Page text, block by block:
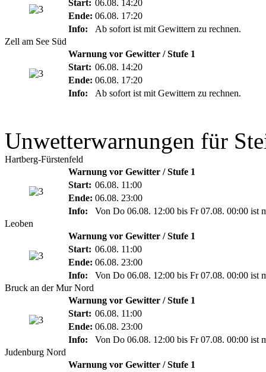
Start: 06.08. 14:20
Ende: 06.08. 17:20
Info:
Ab sofort ist mit Gewittern zu rechnen.
Zell am See Süd
Warnung vor Gewitter / Stufe 1
Start: 06.08. 14:20
Ende: 06.08. 17:20
Info:
Ab sofort ist mit Gewittern zu rechnen.
Unwetterwarnungen für
Hartberg-Fürstenfeld
Warnung vor Gewitter / Stufe 1
Start: 06.08. 11:00
Ende: 06.08. 23:00
Info:
Von Do 06.08. 12:00 bis Fr 07.08. 00:00 ist
Leoben
Warnung vor Gewitter / Stufe 1
Start: 06.08. 11:00
Ende: 06.08. 23:00
Info:
Von Do 06.08. 12:00 bis Fr 07.08. 00:00 ist
Bruck an der Mur Nord
Warnung vor Gewitter / Stufe 1
Start: 06.08. 11:00
Ende: 06.08. 23:00
Info:
Von Do 06.08. 12:00 bis Fr 07.08. 00:00 ist
Judenburg Nord
Warnung vor Gewitter / Stufe 1